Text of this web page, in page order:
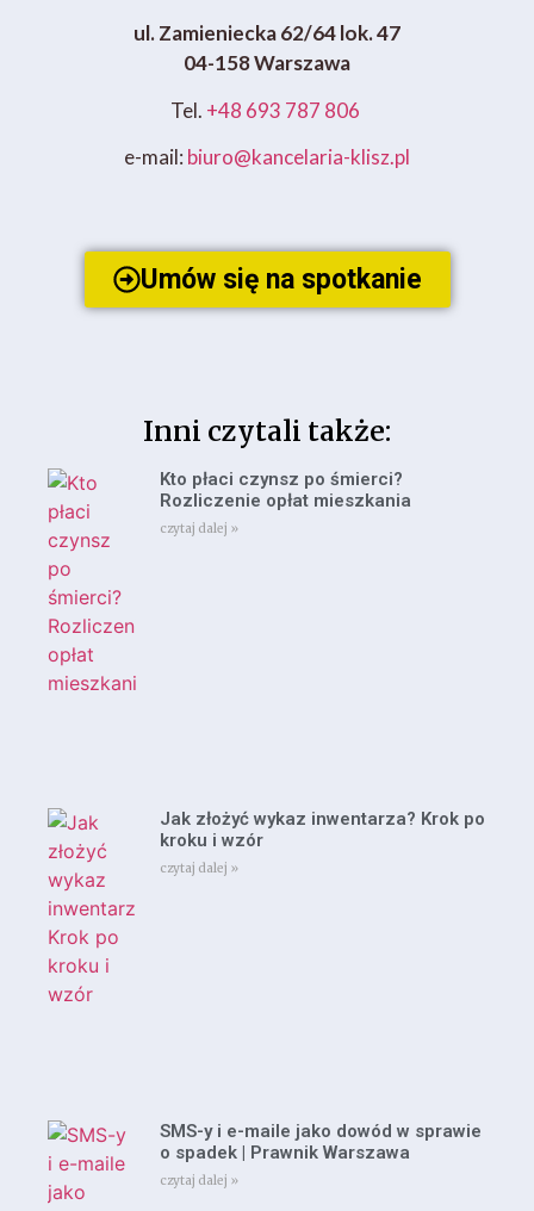
ul. Zamieniecka 62/64 lok. 47
04-158 Warszawa
Tel. +48 693 787 806
e-mail: biuro@kancelaria-klisz.pl
Umów się na spotkanie
Inni czytali także:
Kto płaci czynsz po śmierci?
Rozliczenie opłat mieszkania
czytaj dalej »
Jak złożyć wykaz inwentarza? Krok po
kroku i wzór
czytaj dalej »
SMS-y i e-maile jako dowód w sprawie
o spadek | Prawnik Warszawa
czytaj dalej »